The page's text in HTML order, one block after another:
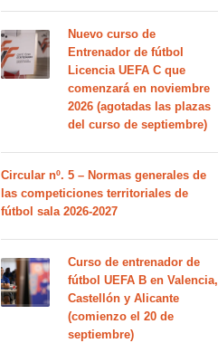
Nuevo curso de
Entrenador de fútbol
Licencia UEFA C que
comenzará en noviembre
2026 (agotadas las plazas
del curso de septiembre)
Circular nº. 5 – Normas generales de
las competiciones territoriales de
fútbol sala 2026-2027
Curso de entrenador de
fútbol UEFA B en Valencia,
Castellón y Alicante
(comienzo el 20 de
septiembre)